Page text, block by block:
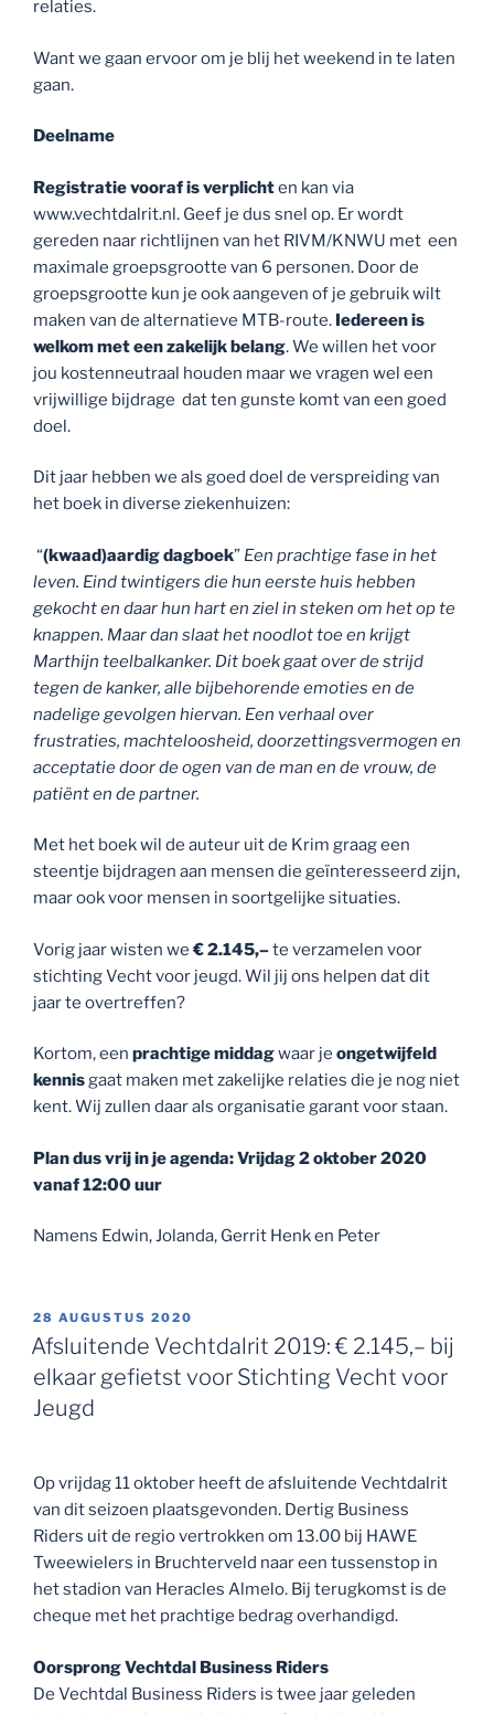
relaties.
Want we gaan ervoor om je blij het weekend in te laten
gaan.
Deelname
Registratie vooraf is verplichten kan via
www.vechtdalrit.nl. Geef je dus snel op. Er wordt
gereden naar richtlijnen van het RIVM/KNWU met een
maximale groepsgrootte van 6 personen. Door de
groepsgrootte kun je ook aangeven of je gebruik wilt
maken van de alternatieve MTB-route. Iedereen is
welkommet een zakelijk belang. We willen het voor
jou kostenneutraal houden maar we vragen wel een
vrijwillige bijdrage dat ten gunste komt van een goed
doel.
Dit jaar hebben we als goed doel de verspreiding van
het boek in diverse ziekenhuizen:
“(kwaad)aardig dagboek” Een prachtige fase in het
leven. Eind twintigers die hun eerste huis hebben
gekocht en daar hun hart en ziel in steken om het op te
knappen. Maar dan slaat het noodlot toe en krijgt
Marthijn teelbalkanker. Dit boek gaat over de strijd
tegen de kanker, alle bijbehorende emoties en de
nadelige gevolgen hiervan. Een verhaal over
frustraties, machteloosheid, doorzettingsvermogen en
acceptatie door de ogen van de man en de vrouw, de
patiënt en de partner.
Met het boek wil de auteur uit de Krim graag een
steentje bijdragen aan mensen die geïnteresseerd zijn,
maar ook voor mensen in soortgelijke situaties.
Vorig jaar wisten we € 2.145,–te verzamelen voor
stichting Vecht voor jeugd. Wil jij ons helpen dat dit
jaar te overtreffen?
Kortom, een prachtige middagwaar je ongetwijfeld
kennisgaat maken met zakelijke relaties die je nog niet
kent. Wij zullen daar als organisatie garant voor staan.
Plan dus vrij in je agenda: Vrijdag 2 oktober 2020
vanaf 12:00 uur
Namens Edwin, Jolanda, Gerrit Henk en Peter
GEPLAATST
OP
28 AUGUSTUS 2020
Afsluitende Vechtdalrit 2019: € 2.145,– bij
elkaar gefietst voor Stichting Vecht voor
Jeugd
Op vrijdag 11 oktober heeft de afsluitende Vechtdalrit
van dit seizoen plaatsgevonden. Dertig Business
Riders uit de regio vertrokken om 13.00 bij HAWE
Tweewielers in Bruchterveld naar een tussenstop in
het stadion van Heracles Almelo. Bij terugkomst is de
cheque met het prachtige bedrag overhandigd.
Oorsprong Vechtdal Business Riders
De Vechtdal Business Riders is twee jaar geleden